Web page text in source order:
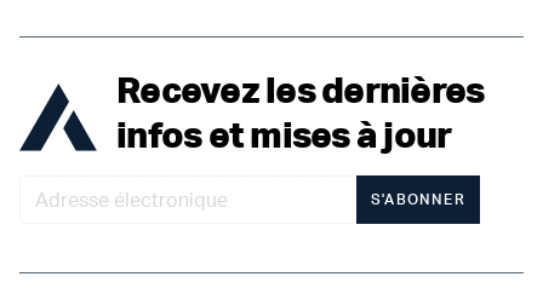
Recevez les dernières
infos et mises à jour
S'ABONNER